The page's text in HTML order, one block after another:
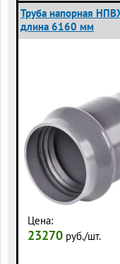
Труба напорная
длина 6160 мм
Цена:
23270 руб./шт.